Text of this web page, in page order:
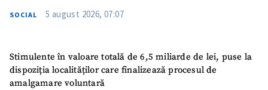
SOCIAL 5 august 2026, 07:07
Stimulente în valoare totală de 6,5 miliarde de lei, puse la
dispoziția localităților care finalizează procesul de
amalgamare voluntară